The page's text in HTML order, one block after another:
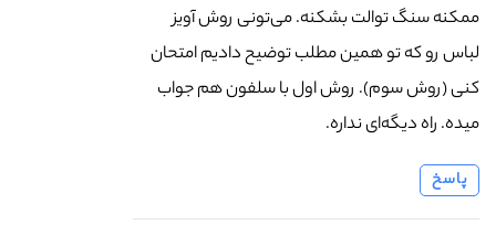
ممکنه سنگ توالت بشکنه. می‌تونی روش آویز
لباس رو که تو همین مطلب توضیح دادیم امتحان
کنی (روش سوم). روش اول با سلفون هم جواب
میده. راه دیگه‌ای نداره.
پاسخ